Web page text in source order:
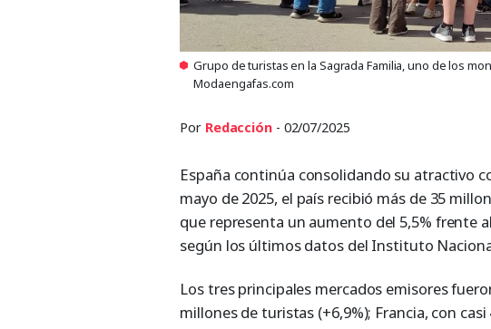
Grupo de turistas en la Sagrada Familia, uno de los
Modaengafas.com
Por Redacción- 02/07/2025
España continúa consolidando su atractivo
mayo de 2025, el país recibió más de 35
que representa un aumento del 5,5% frente
según los últimos datos del Instituto
Los tres principales mercados emisores
millones de turistas (+6,9%); Francia, con